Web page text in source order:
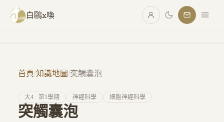
跳至主要內容
白鷗x喚
首頁/知識地圖/突觸囊泡
大4 · 第1學期 神經科學 細胞神經科學
突觸囊泡